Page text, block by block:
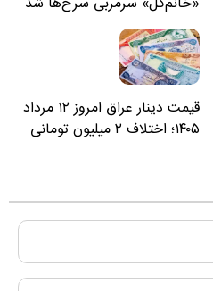
قیمت دینار عراق امروز ۱۲ مرداد
۱۴۰۵؛ اختلاف ۲ میلیون تومانی